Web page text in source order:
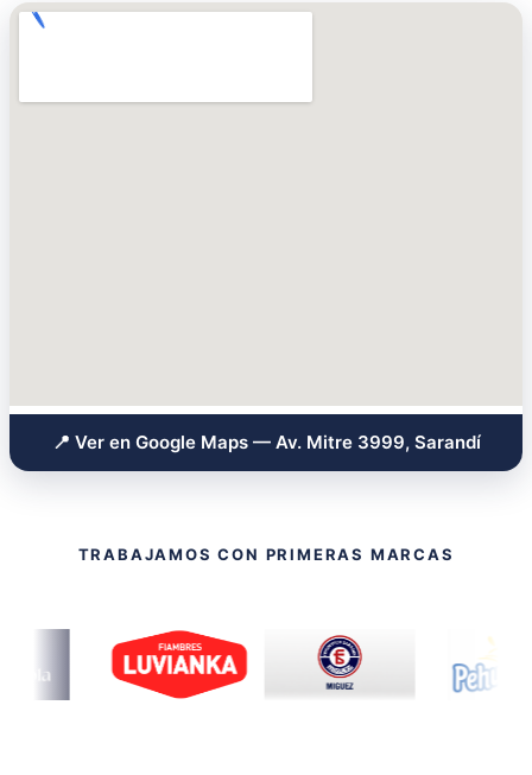
📍 Ver en Google Maps — Av. Mitre 3999, Sarandí
TRABAJAMOS CON PRIMERAS MARCAS